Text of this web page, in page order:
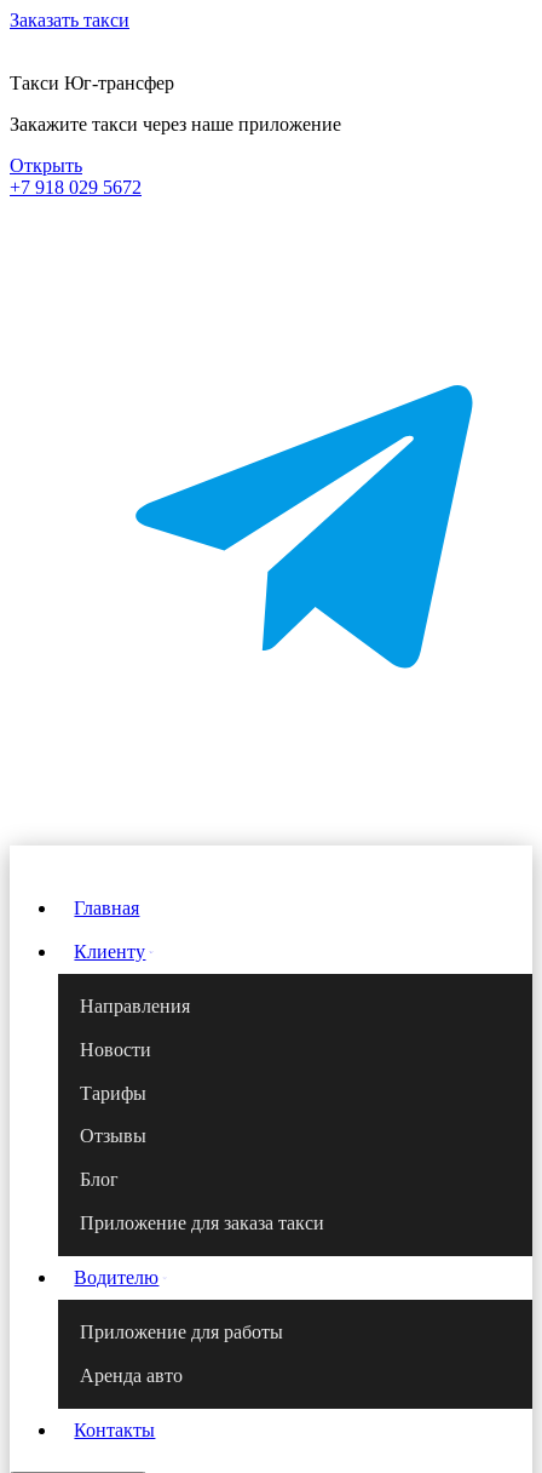
Заказать такси
Такси Юг-трансфер
Закажите такси через наше приложение
Открыть
+7 918 029 5672
Главная
Клиенту
Направления
Новости
Тарифы
Отзывы
Блог
Приложение для заказа такси
Водителю
Приложение для работы
Аренда авто
Контакты